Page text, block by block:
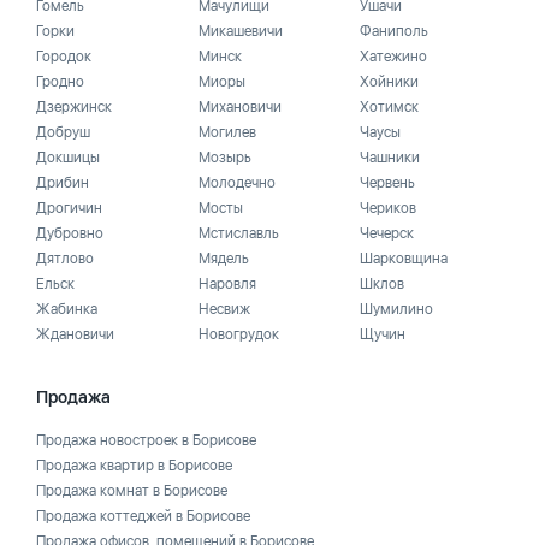
Гомель
Горки
Городок
Гродно
Дзержинск
Добруш
Докшицы
Дрибин
Дрогичин
Дубровно
Дятлово
Ельск
Жабинка
Ждановичи
Мачулищи
Микашевичи
Минск
Миоры
Михановичи
Могилев
Мозырь
Молодечно
Мосты
Мстиславль
Мядель
Наровля
Несвиж
Новогрудок
Ушачи
Фаниполь
Хатежино
Хойники
Хотимск
Чаусы
Чашники
Червень
Чериков
Чечерск
Шарковщина
Шклов
Шумилино
Щучин
Продажа
Продажа новостроек в Борисове
Продажа квартир в Борисове
Продажа комнат в Борисове
Продажа коттеджей в Борисове
Продажа офисов, помещений в Борисове